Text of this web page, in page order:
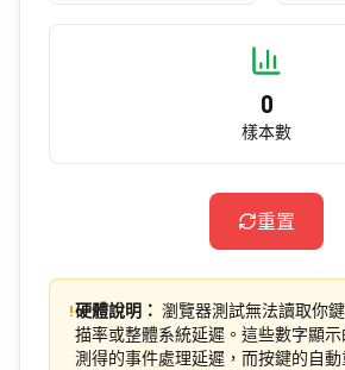
0
樣本數
重置
!硬體說明： 瀏覽器測試無法讀取你
描率或整體系統延遲。這些數字顯
測得的事件處理延遲，而按鍵的自